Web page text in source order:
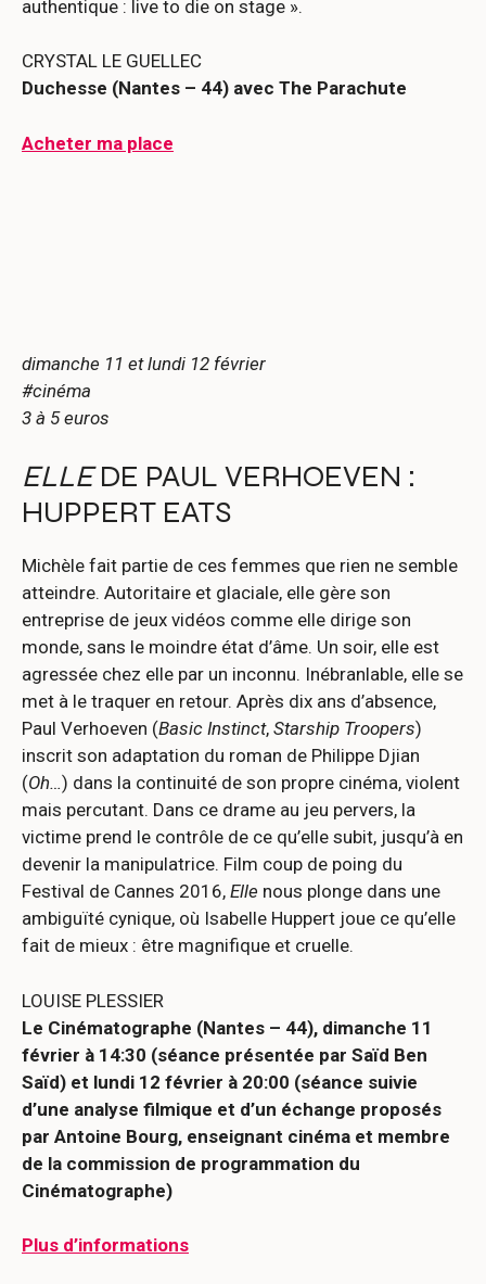
authentique : live to die on stage ».
CRYSTAL LE GUELLEC
Duchesse (Nantes – 44) avec The Parachute
Acheter ma place
dimanche 11 et lundi 12 février
#cinéma
3 à 5 euros
ELLEDE PAUL VERHOEVEN :
HUPPERT EATS
Michèle fait partie de ces femmes que rien ne semble
atteindre. Autoritaire et glaciale, elle gère son
entreprise de jeux vidéos comme elle dirige son
monde, sans le moindre état d’âme. Un soir, elle est
agressée chez elle par un inconnu. Inébranlable, elle se
met à le traquer en retour. Après dix ans d’absence,
Paul Verhoeven (Basic Instinct, Starship Troopers)
inscrit son adaptation du roman de Philippe Djian
(Oh…) dans la continuité de son propre cinéma, violent
mais percutant. Dans ce drame au jeu pervers, la
victime prend le contrôle de ce qu’elle subit, jusqu’à en
devenir la manipulatrice. Film coup de poing du
Festival de Cannes 2016, Elle nous plonge dans une
ambiguïté cynique, où Isabelle Huppert joue ce qu’elle
fait de mieux : être magnifique et cruelle.
LOUISE PLESSIER
Le Cinématographe (Nantes – 44), dimanche 11
février à 14:30 (séance présentée par Saïd Ben
Saïd) et lundi 12 février à 20:00 (séance suivie
d’une analyse filmique et d’un échange proposés
par Antoine Bourg, enseignant cinéma et membre
de la commission de programmation du
Cinématographe)
Plus d’informations